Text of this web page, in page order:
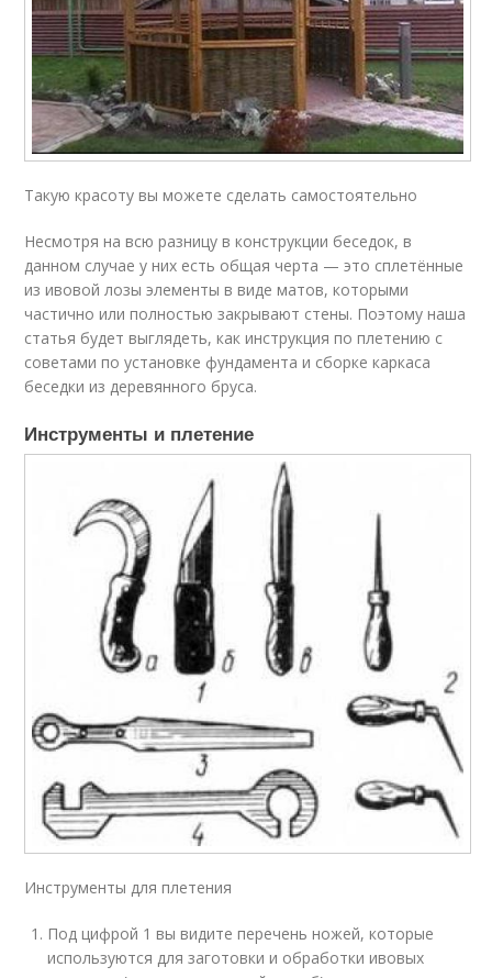
Такую красоту вы можете сделать самостоятельно
Несмотря на всю разницу в конструкции беседок, в
данном случае у них есть общая черта — это сплетённые
из ивовой лозы элементы в виде матов, которыми
частично или полностью закрывают стены. Поэтому наша
статья будет выглядеть, как инструкция по плетению с
советами по установке фундамента и сборке каркаса
беседки из деревянного бруса.
Инструменты и плетение
Инструменты для плетения
Под цифрой 1 вы видите перечень ножей, которые
используются для заготовки и обработки ивовых